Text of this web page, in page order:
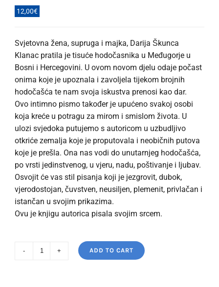
12,00€
Svjetovna žena, supruga i majka, Darija Škunca
Klanac pratila je tisuće hodočasnika u Međugorje u
Bosni i Hercegovini. U ovom novom djelu odaje počast
onima koje je upoznala i zavoljela tijekom brojnih
hodočašća te nam svoja iskustva prenosi kao dar.
Ovo intimno pismo također je upućeno svakoj osobi
koja kreće u potragu za mirom i smislom života. U
ulozi svjedoka putujemo s autoricom u uzbudljivo
otkriće zemalja koje je proputovala i neobičnih putova
koje je prešla. Ona nas vodi do unutarnjeg hodočašća,
po vrsti jedinstvenog, u vjeru, nadu, poštivanje i ljubav.
Osvojit će vas stil pisanja koji je jezgrovit, dubok,
vjerodostojan, čuvstven, neusiljen, plemenit, privlačan i
istančan u svojim prikazima.
Ovu je knjigu autorica pisala svojim srcem.
Intimno
ADD TO CART